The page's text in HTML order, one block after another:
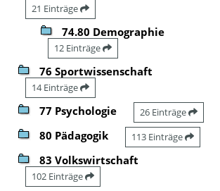
21 Einträge
74.80 Demographie
12 Einträge
76 Sportwissenschaft
14 Einträge
77 Psychologie 26 Einträge
80 Pädagogik 113 Einträge
83 Volkswirtschaft
102 Einträge